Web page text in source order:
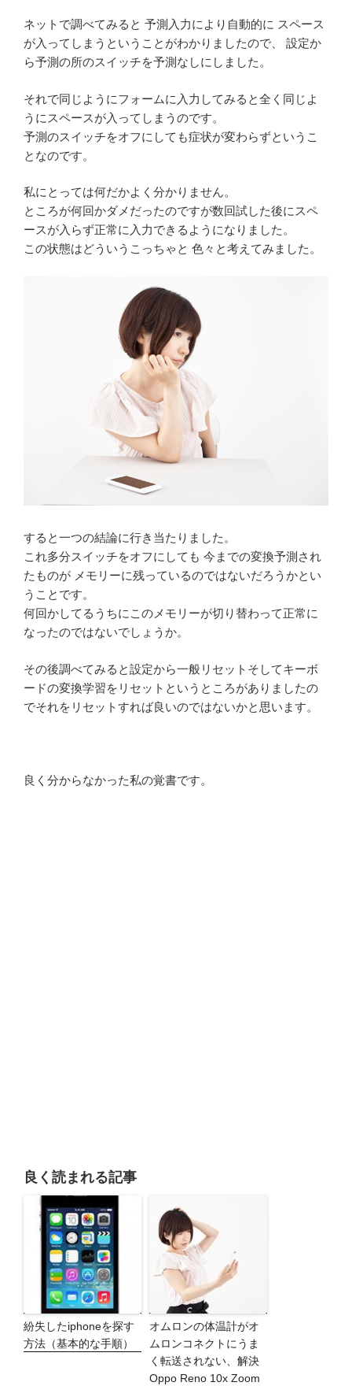
ネットで調べてみると 予測入力により自動的に スペース
が入ってしまうということがわかりましたので、 設定か
ら予測の所のスイッチを予測なしにしました。
それで同じようにフォームに入力してみると全く同じよ
うにスペースが入ってしまうのです。
予測のスイッチをオフにしても症状が変わらずというこ
となのです。
私にとっては何だかよく分かりません。
ところが何回かダメだったのですが数回試した後にスペ
ースが入らず正常に入力できるようになりました。
この状態はどういうこっちゃと 色々と考えてみました。
すると一つの結論に行き当たりました。
これ多分スイッチをオフにしても 今までの変換予測され
たものが メモリーに残っているのではないだろうかとい
うことです。
何回かしてるうちにこのメモリーが切り替わって正常に
なったのではないでしょうか。
その後調べてみると設定から一般リセットそしてキーボ
ードの変換学習をリセットというところがありましたの
でそれをリセットすれば良いのではないかと思います。
良く分からなかった私の覚書です。
良く読まれる記事
紛失したiphoneを探す
方法（基本的な手順）
オムロンの体温計がオ
ムロンコネクトにうま
く転送されない、解決
Oppo Reno 10x Zoom